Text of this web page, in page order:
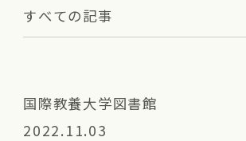
すべての記事
国際教養大学図書館
2022.11.03